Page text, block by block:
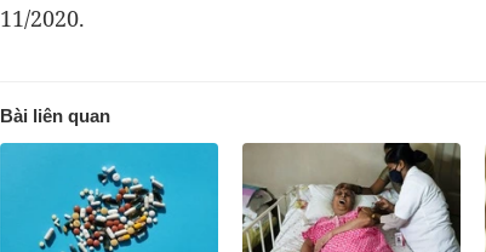
11/2020.
Bài liên quan